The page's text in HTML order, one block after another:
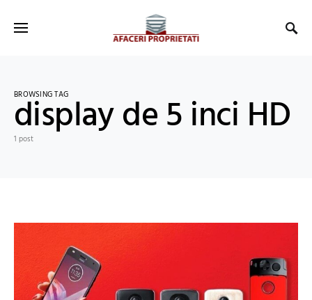
BROWSING TAG
display de 5 inci HD
1 post